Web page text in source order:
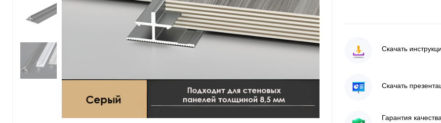
Скачать
Скачать
Гарантия качества